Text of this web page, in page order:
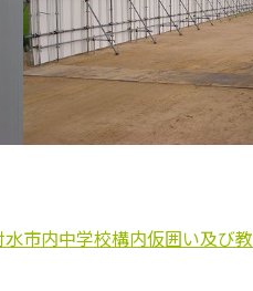
ン
市内中学校構内仮囲い及び教